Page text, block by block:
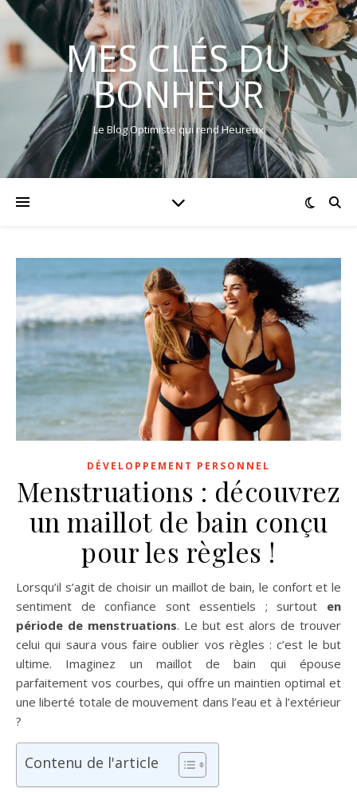
MES CLÉS DU
BONHEUR
Le Blog Optimiste qui rend Heureux
DÉVELOPPEMENT PERSONNEL
Menstruations : découvrez
un maillot de bain conçu
pour les règles !
Lorsqu’il s’agit de choisir un maillot de bain, le confort et le
sentiment de confiance sont essentiels ; surtout en
période de menstruations. Le but est alors de trouver
celui qui saura vous faire oublier vos règles : c’est le but
ultime. Imaginez un maillot de bain qui épouse
parfaitement vos courbes, qui offre un maintien optimal et
une liberté totale de mouvement dans l’eau et à l’extérieur
?
Contenu de l'article